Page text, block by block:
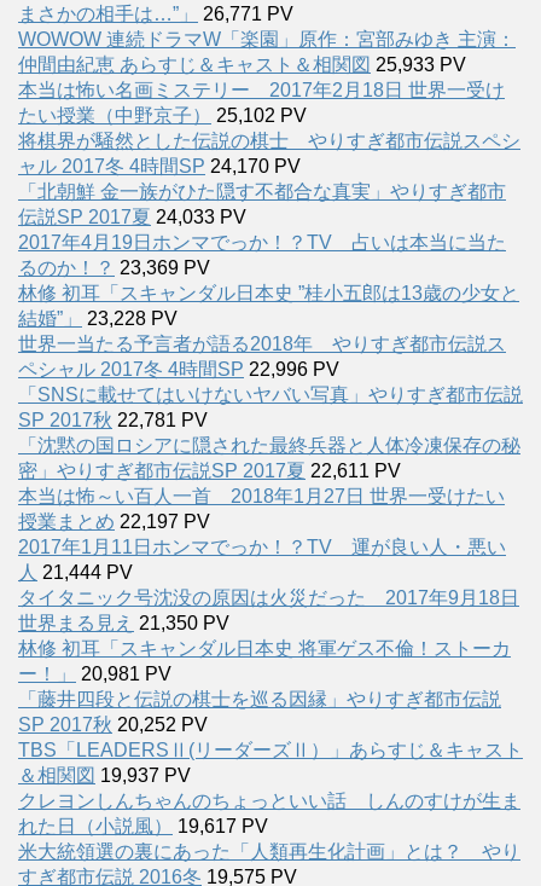
まさかの相手は…”」
26,771 PV
WOWOW 連続ドラマW「楽園」原作：宮部みゆき 主演：
仲間由紀恵 あらすじ＆キャスト＆相関図 25,933 PV
本当は怖い名画ミステリー 2017年2月18日 世界一受け
たい授業（中野京子）
25,102 PV
将棋界が騒然とした伝説の棋士 やりすぎ都市伝説スペシ
ャル 2017冬 4時間SP 24,170 PV
「北朝鮮 金一族がひた隠す不都合な真実」やりすぎ都市
伝説SP 2017夏 24,033 PV
2017年4月19日ホンマでっか！？TV 占いは本当に当た
るのか！？ 23,369 PV
林修 初耳「スキャンダル日本史 ”桂小五郎は13歳の少女と
結婚”」
23,228 PV
世界一当たる予言者が語る2018年 やりすぎ都市伝説ス
ペシャル 2017冬 4時間SP 22,996 PV
「SNSに載せてはいけないヤバい写真」やりすぎ都市伝説
SP 2017秋 22,781 PV
「沈黙の国ロシアに隠された最終兵器と人体冷凍保存の秘
密」やりすぎ都市伝説SP 2017夏 22,611 PV
本当は怖～い百人一首 2018年1月27日 世界一受けたい
授業まとめ 22,197 PV
2017年1月11日ホンマでっか！？TV 運が良い人・悪い
人 21,444 PV
タイタニック号沈没の原因は火災だった 2017年9月18日
世界まる見え 21,350 PV
林修 初耳「スキャンダル日本史 将軍ゲス不倫！ストーカ
ー！」
20,981 PV
「藤井四段と伝説の棋士を巡る因縁」やりすぎ都市伝説
SP 2017秋 20,252 PV
TBS「LEADERSⅡ(リーダーズⅡ）」あらすじ＆キャスト
＆相関図 19,937 PV
クレヨンしんちゃんのちょっといい話 しんのすけが生ま
れた日（小説風）
19,617 PV
米大統領選の裏にあった「人類再生化計画」とは？ やり
すぎ都市伝説 2016冬 19,575 PV